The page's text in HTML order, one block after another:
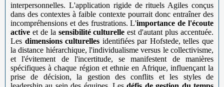
interpersonnelles. L'application rigide de rituels Agiles conçus
dans des contextes à faible contexte pourrait donc entraîner des
incompréhensions et des frustrations. L'importance de l'écoute
active et de la sensibilité culturelle est d'autant plus accentuée.
Les dimensions culturelles identifiées par Hofstede, telles que
la distance hiérarchique, l'individualisme versus le collectivisme,
et l'évitement de l'incertitude, se manifestent de manières
spécifiques à chaque région et ethnie en Afrique, influençant la
prise de décision, la gestion des conflits et les styles de